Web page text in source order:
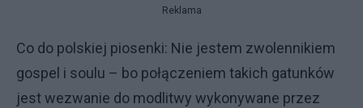
Reklama
Co do polskiej piosenki: Nie jestem zwolennikiem
gospel i soulu – bo połączeniem takich gatunków
jest wezwanie do modlitwy wykonywane przez